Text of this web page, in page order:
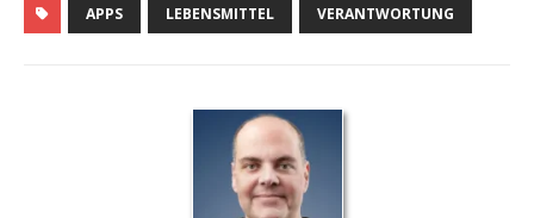
APPS LEBENSMITTEL VERANTWORTUNG